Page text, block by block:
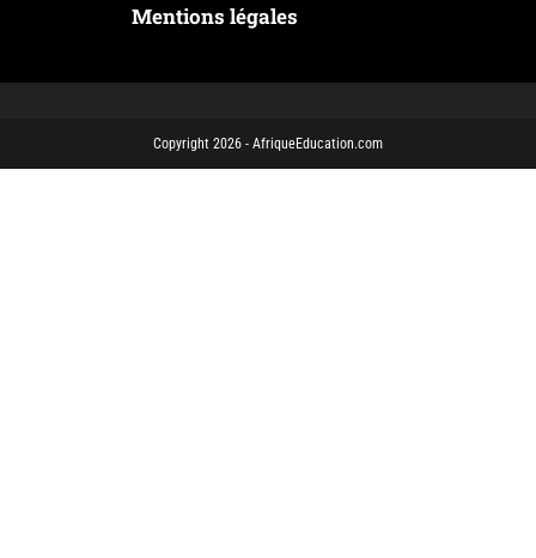
Mentions légales
Copyright 2026 - AfriqueEducation.com